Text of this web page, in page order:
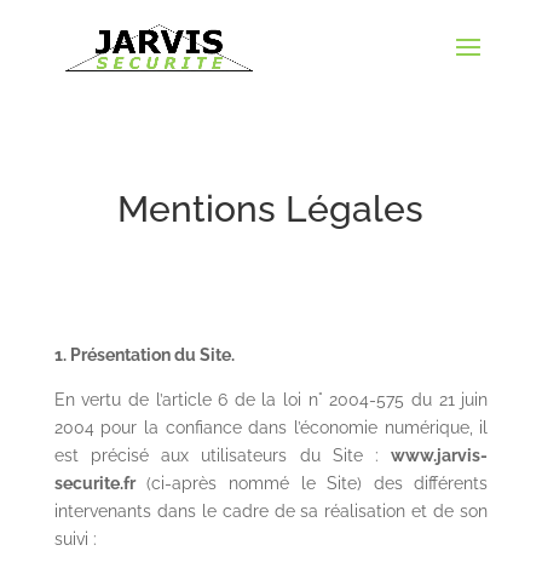
Mentions Légales
1. Présentation du Site.
En vertu de l’article 6 de la loi n° 2004-575 du 21 juin
2004 pour la confiance dans l’économie numérique, il
est précisé aux utilisateurs du Site :
www.jarvis-
securite.fr (ci-après nommé le Site) des différents
intervenants dans le cadre de sa réalisation et de son
suivi :